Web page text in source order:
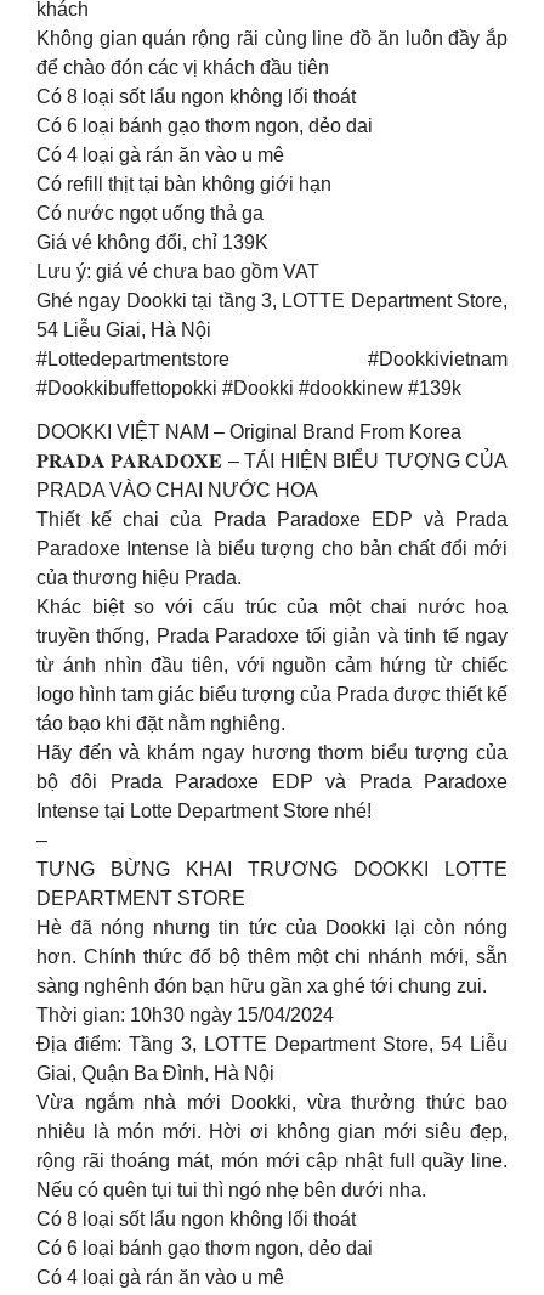
khách
Không gian quán rộng rãi cùng line đồ ăn luôn đầy ắp
để chào đón các vị khách đầu tiên
Có 8 loại sốt lẩu ngon không lối thoát
Có 6 loại bánh gạo thơm ngon, dẻo dai
Có 4 loại gà rán ăn vào u mê
Có refill thịt tại bàn không giới hạn
Có nước ngọt uống thả ga
Giá vé không đổi, chỉ 139K
Lưu ý: giá vé chưa bao gồm VAT
Ghé ngay Dookki tại tầng 3, LOTTE Department Store,
54 Liễu Giai, Hà Nội
#Lottedepartmentstore #Dookkivietnam
#Dookkibuffettopokki #Dookki #dookkinew #139k
DOOKKI VIỆT NAM – Original Brand From Korea
𝐏𝐑𝐀𝐃𝐀 𝐏𝐀𝐑𝐀𝐃𝐎𝐗𝐄 – TÁI HIỆN BIỂU TƯỢNG CỦA
PRADA VÀO CHAI NƯỚC HOA
Thiết kế chai của Prada Paradoxe EDP và Prada
Paradoxe Intense là biểu tượng cho bản chất đổi mới
của thương hiệu Prada.
Khác biệt so với cấu trúc của một chai nước hoa
truyền thống, Prada Paradoxe tối giản và tinh tế ngay
từ ánh nhìn đầu tiên, với nguồn cảm hứng từ chiếc
logo hình tam giác biểu tượng của Prada được thiết kế
táo bạo khi đặt nằm nghiêng.
Hãy đến và khám ngay hương thơm biểu tượng của
bộ đôi Prada Paradoxe EDP và Prada Paradoxe
Intense tại Lotte Department Store nhé!
–
TƯNG BỪNG KHAI TRƯƠNG DOOKKI LOTTE
DEPARTMENT STORE
Hè đã nóng nhưng tin tức của Dookki lại còn nóng
hơn. Chính thức đổ bộ thêm một chi nhánh mới, sẵn
sàng nghênh đón bạn hữu gần xa ghé tới chung zui.
Thời gian: 10h30 ngày 15/04/2024
Địa điểm: Tầng 3, LOTTE Department Store, 54 Liễu
Giai, Quận Ba Đình, Hà Nội
Vừa ngắm nhà mới Dookki, vừa thưởng thức bao
nhiêu là món mới. Hời ơi không gian mới siêu đẹp,
rộng rãi thoáng mát, món mới cập nhật full quầy line.
Nếu có quên tụi tui thì ngó nhẹ bên dưới nha.
Có 8 loại sốt lẩu ngon không lối thoát
Có 6 loại bánh gạo thơm ngon, dẻo dai
Có 4 loại gà rán ăn vào u mê